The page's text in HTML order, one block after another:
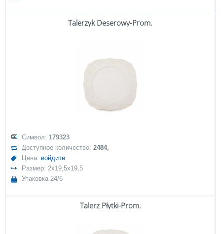
Talerzyk Deserowy-Prom.
Символ: 179323
Доступное количество:2484,
Цена: войдите
Размер: 2x19,5x19,5
Упаковка 24/6
Talerz Płytki-Prom.